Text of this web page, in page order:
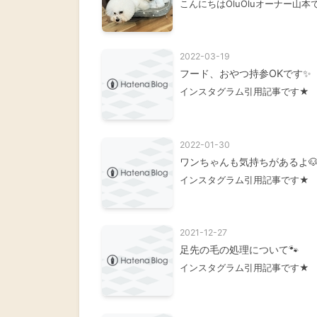
こんにちはOluOluオーナー山
2022-03-19
フード、おやつ持参OKです✨
インスタグラム引用記事です★
2022-01-30
ワンちゃんも気持ちがあるよ
インスタグラム引用記事です★
2021-12-27
足先の毛の処理について🐾
インスタグラム引用記事です★